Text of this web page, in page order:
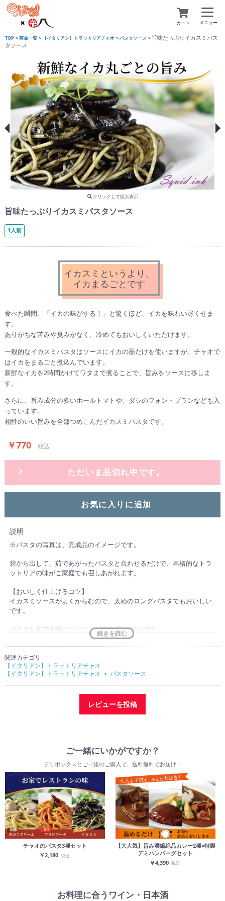
カート メニュー
TOP >商品一覧 > 【イタリアン】トラットリアチャオ >パスタソース > 旨味たっぷりイカスミパス
タソース
クリックして拡大表示
旨味たっぷりイカスミパスタソース
1人前
イカスミというより、
イカまるごとです
食べた瞬間、「イカの味がする！」と驚くほど、イカを味わい尽くせま
す。
ありがちな苦みや臭みがなく、冷めてもおいしくいただけます。
一般的なイカスミパスタはソースにイカの墨だけを使いますが、チャオで
はイカをまるごと煮込んでいます。
新鮮なイカを2時間かけてワタまで煮ることで、旨みをソースに移しま
す。
さらに、旨み成分の多いホールトマトや、ダシのフォン・ブランなども入
っています。
相性のいい旨みを全部つめこんだイカスミパスタです。
￥770 税込
ただいま品切れ中です。
お気に入りに追加
説明
※パスタの写真は、完成品のイメージです。
袋から出して、茹であがったパスタと合わせるだけで、本格的なトラ
ットリアの味がご家庭でも召しあがれます。
【おいしく仕上げるコツ】
イカスミソースがよくからむので、太めのロングパスタでもおいしい
です。
パスタを茹でる際のコツは、1.5％の塩水(※1)です。
パスタに塩味がついて、ソースとちょうどよくなります。
※1 水1リットルに対して、塩を約15g
イカスミパスタは、フライパンでパスタソースと和えて1～2分炒める
と風味が増します。
お店ではパスタの茹で時間を、少し短めにしています。
仕上げに、あればエキストラヴァージンオリーブオイルをかけてくだ
いか・トマト・玉ねぎ・人参・セロリ・にんにく・イカスミ・鶏肉・
ワイン・鷹の爪
※原材料に鶏肉を含む
※10℃以下の冷蔵庫で保存して、5日以内にお召し上がり下さい。
関連カテゴリ
【イタリアン】トラットリアチャオ
【イタリアン】トラットリアチャオ ＞ パスタソース
レビューを投稿
ご一緒にいかがですか？
デリボックスとご一緒のご購入で、送料無料でお届け！
チャオのパスタ3種セット
￥2,180 税込
【大人気】旨み濃縮絶品カレー2種×特製
デミハンバーグセット
￥4,390 税込
お料理に合うワイン・日本酒